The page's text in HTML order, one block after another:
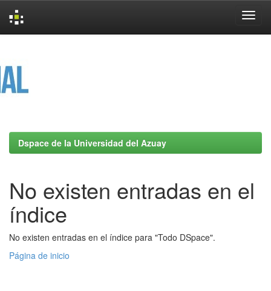
Dspace de la Universidad del Azuay
No existen entradas en el
índice
No existen entradas en el índice para "Todo DSpace".
Página de inicio